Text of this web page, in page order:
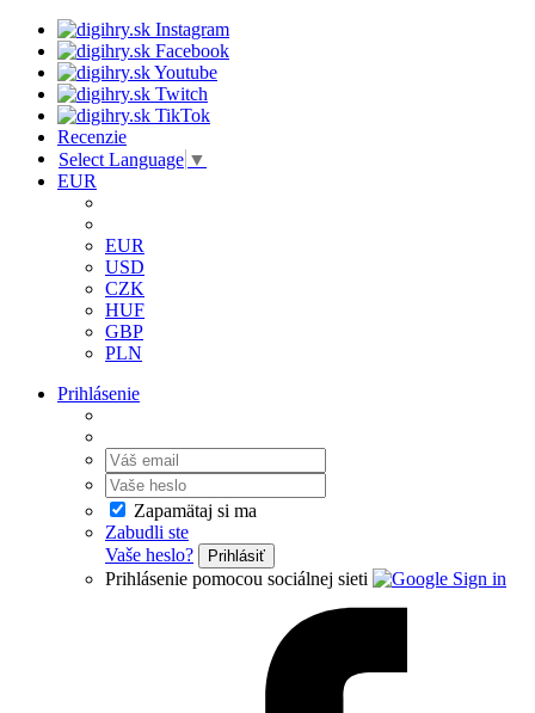
Recenzie
Select Language ▼
EUR
EUR
USD
CZK
HUF
GBP
PLN
Prihlásenie
Zapamätaj si ma
Zabudli ste
Vaše heslo?
Prihlásiť
Prihlásenie pomocou sociálnej sieti